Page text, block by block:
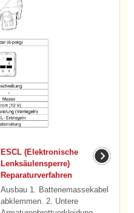
ESCL (Elektronische
Lenksäulensperre)
Reparaturverfahren
Ausbau 1. Batteriemassekabel
abklemmen. 2. Untere